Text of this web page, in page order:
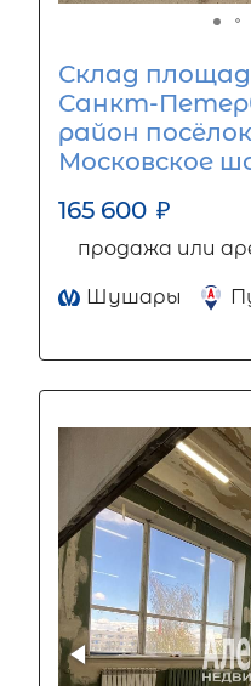
Склад
Санкт-
район
Московское
165 600 ₽
продажа или
Шушары